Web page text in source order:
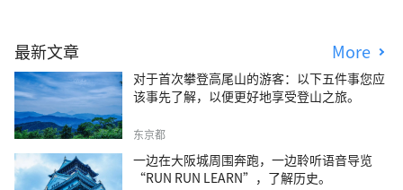
最新文章 More
对于首次攀登高尾山的游客：以下五件事您应
该事先了解，以便更好地享受登山之旅。
东京都
一边在大阪城周围奔跑，一边聆听语音导览
“RUN RUN LEARN”，了解历史。